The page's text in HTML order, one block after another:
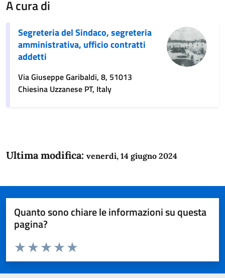
A cura di
Segreteria del Sindaco, segreteria
amministrativa, ufficio contratti
addetti
Via Giuseppe Garibaldi, 8, 51013
Chiesina Uzzanese PT, Italy
Ultima modifica: venerdì, 14 giugno 2024
Quanto sono chiare le informazioni su questa
pagina?
Domanda
Valuta da 1 a 5 stelle la pagina
Valuta 5 stelle su 5
Valuta 4 stelle su 5
Valuta 3 stelle su 5
Valuta 2 stelle su 5
Valuta 1 stelle su 5